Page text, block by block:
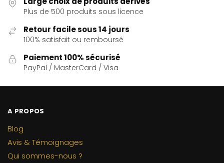
Plus de 500 produits sous licence
Retour facile sous 14 jours
100% satisfait ou remboursé
Paiement 100% sécurisé
PayPal / MasterCard / Visa
A PROPOS
Blog
Avis & Témoignages
Qui sommes-nous ?